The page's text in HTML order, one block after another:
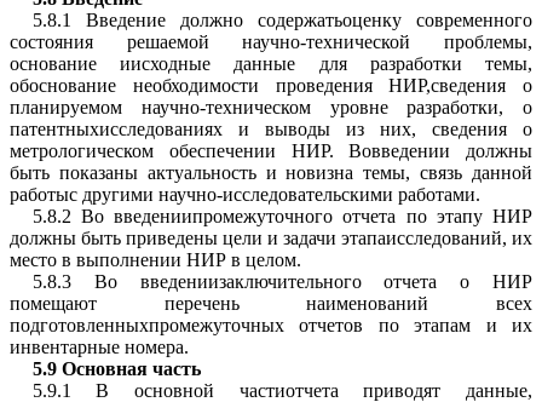
5.8.1 Введение должно содержатьоценку современного
состояния решаемой научно-технической проблемы,
основание иисходные данные для разработки темы,
обоснование необходимости проведения НИР,сведения о
планируемом научно-техническом уровне разработки, о
патентныхисследованиях и выводы из них, сведения о
метрологическом обеспечении НИР. Вовведении должны
быть показаны актуальность и новизна темы, связь данной
работыс другими научно-исследовательскими работами.
5.8.2 Во введениипромежуточного отчета по этапу НИР
должны быть приведены цели и задачи этапаисследований, их
место в выполнении НИР в целом.
5.8.3 Во введениизаключительного отчета о НИР
помещают перечень наименований всех
подготовленныхпромежуточных отчетов по этапам и их
инвентарные номера.
5.9 Основная часть
5.9.1 В основной частиотчета приводят данные,